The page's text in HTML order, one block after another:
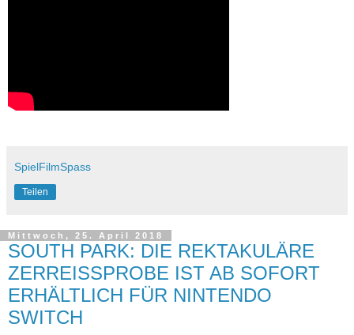
SpielFilmSpass
Teilen
Mittwoch, 25. April 2018
SOUTH PARK: DIE REKTAKULÄRE
ZERREISSPROBE IST AB SOFORT
ERHÄLTLICH FÜR NINTENDO
SWITCH